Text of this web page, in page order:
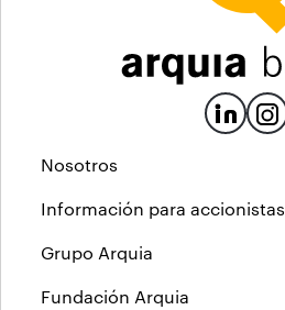
Nosotros
Información para accionistas
Grupo Arquia
Fundación Arquia